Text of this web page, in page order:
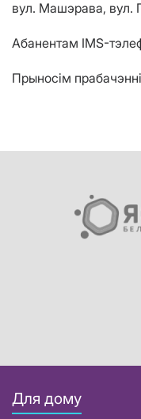
вул. Машэрава, вул.
Абанентам IMS-
Прыносім
Для дому